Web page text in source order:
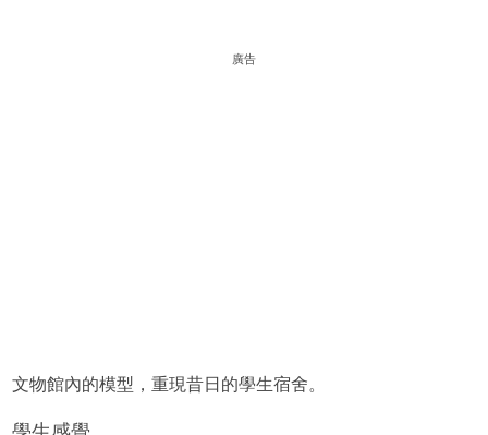
廣告
文物館內的模型，重現昔日的學生宿舍。